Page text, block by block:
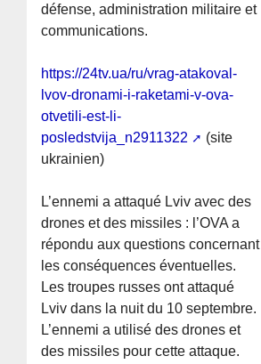
défense, administration militaire et
communications.
https://24tv.ua/ru/vrag-atakoval-
lvov-dronami-i-raketami-v-ova-
otvetili-est-li-
posledstvija_n2911322
(site
ukrainien)
L’ennemi a attaqué Lviv avec des
drones et des missiles : l’OVA a
répondu aux questions concernant
les conséquences éventuelles.
Les troupes russes ont attaqué
Lviv dans la nuit du 10 septembre.
L’ennemi a utilisé des drones et
des missiles pour cette attaque.